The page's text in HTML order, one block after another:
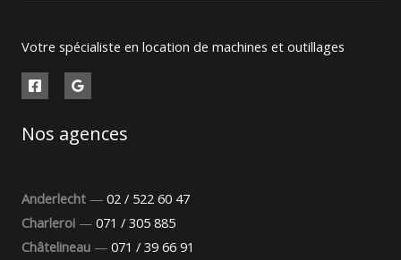
Votre spécialiste en location de machines et outillages
Nos agences
Anderlecht — 02 / 522 60 47
Charleroi — 071 / 305 885
Châtelineau — 071 / 39 66 91